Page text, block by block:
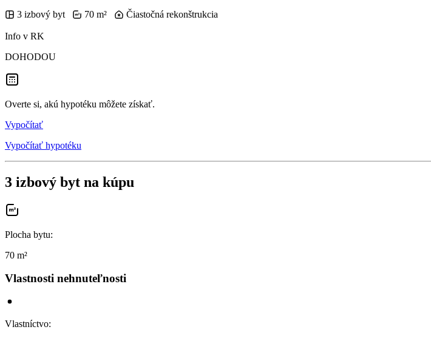
3 izbový byt
70 m² Čiastočná rekonštrukcia
Info v RK
DOHODOU
Overte si, akú hypotéku môžete získať.
Vypočítať
Vypočítať hypotéku
3 izbový byt na kúpu
Plocha bytu:
70 m²
Vlastnosti nehnuteľnosti
Vlastníctvo: